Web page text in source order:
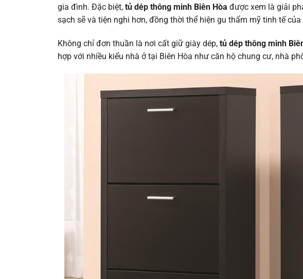
gia đình. Đặc biệt, tủ dép thông minh Biên Hòa được xem là giải
sạch sẽ và tiện nghi hơn, đồng thời thể hiện gu thẩm mỹ tinh tế của
Không chỉ đơn thuần là nơi cất giữ giày dép, tủ dép thông minh
hợp với nhiều kiểu nhà ở tại Biên Hòa như căn hộ chung cư, nhà